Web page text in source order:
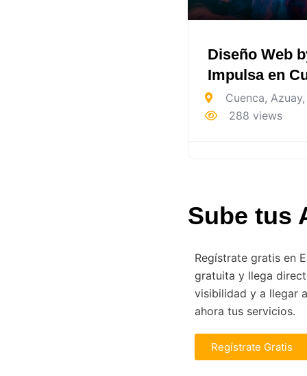
Diseño Web
Impulsa en
Cuenca, Azuay,
288 views
Sube tus
Regístrate gratis en
gratuita y llega
visibilidad y a llegar
ahora tus servicios.
Regístrate Gratis